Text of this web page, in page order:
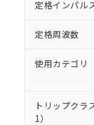
定格インパル
定格周波数
使用カテゴリ
トリップク
1）